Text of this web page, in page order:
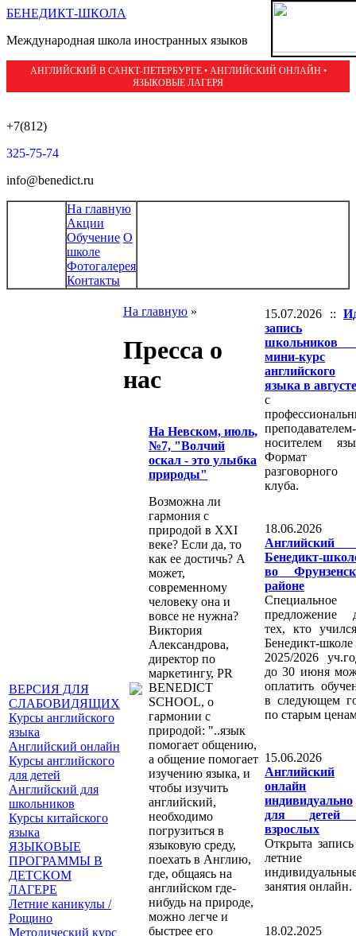
БЕНЕДИКТ-ШКОЛА
Международная школа иностранных языков
АНГЛИЙСКИЙ В САНКТ-ПЕТЕРБУРГЕ • АНГЛИЙСКИЙ ОНЛАЙН •
ЯЗЫКОВЫЕ ЛАГЕРЯ
+7(812)
325-75-74
info@benedict.ru
На главную
Акции
Обучение О
школе
Фотогалерея
Контакты
ВЕРСИЯ ДЛЯ
СЛАБОВИДЯЩИХ
Курсы английского
языка
Английский онлайн
Курсы английского
для детей
Английский для
школьников
Курсы китайского
языка
ЯЗЫКОВЫЕ
ПРОГРАММЫ В
ДЕТСКОМ
ЛАГЕРЕ
Летние каникулы /
Рощино
Методический курс
На главную »
Пресса о
нас
На Невском, июль,
№7, "Волчий
оскал - это улыбка
природы"
Возможна ли
гармония с
природой в XXI
веке? Если да, то
как ее достичь? А
может,
современному
человеку она и
вовсе не нужна?
Виктория
Александрова,
директор по
маркетингу, PR
BENEDICT
SCHOOL, о
гармонии с
природой: "..язык
помогает общению,
а общение помогает
изучению языка, и
чтобы изучить
английский,
необходимо
погрузиться в
языковую среду,
поехать в Англию,
где, общаясь на
английском где-
нибудь на природе,
можно легче и
быстрее его
15.07.2026 ::
запись
школьников
мини-курс
английского
языка в августе
с
преподавателем-
носителем
Формат
разговорного
клуба.
Бенедикт-
во
районе
Специальное
предложение
тех, кто
Бенедикт-школе
2025/2026
до 30 июня
оплатить
в следующем
по старым
Английский
онлайн
индивидуально
для
взрослых
Открыта
летние
занятия онлайн.